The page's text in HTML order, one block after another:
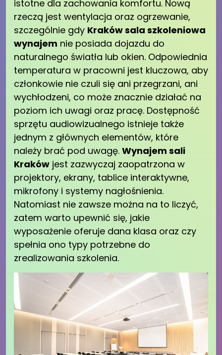
istotne dla zachowania komfortu. Nową
rzeczą jest wentylacja oraz ogrzewanie,
szczególnie gdy Kraków sala szkoleniowa
wynajem nie posiada dojazdu do
naturalnego światła lub okien. Odpowiednia
temperatura w pracowni jest kluczowa, aby
członkowie nie czuli się ani przegrzani, ani
wychłodzeni, co może znacznie działać na
poziom ich uwagi oraz pracę. Dostępność
sprzętu audiowizualnego istnieje także
jednym z głównych elementów, które
należy brać pod uwagę. Wynajem sali
Kraków jest zazwyczaj zaopatrzona w
projektory, ekrany, tablice interaktywne,
mikrofony i systemy nagłośnienia.
Natomiast nie zawsze można na to liczyć,
zatem warto upewnić się, jakie
wyposażenie oferuje dana klasa oraz czy
spełnia ono typy potrzebne do
zrealizowania szkolenia.